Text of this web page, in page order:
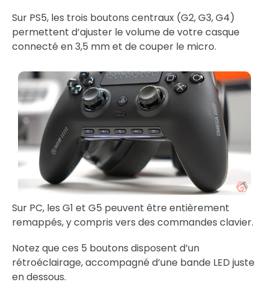
Sur PS5, les trois boutons centraux (G2, G3, G4)
permettent d’ajuster le volume de votre casque
connecté en 3,5 mm et de couper le micro.
Sur PC, les G1 et G5 peuvent être entièrement
remappés, y compris vers des commandes clavier.
Notez que ces 5 boutons disposent d’un
rétroéclairage, accompagné d’une bande LED juste
en dessous.